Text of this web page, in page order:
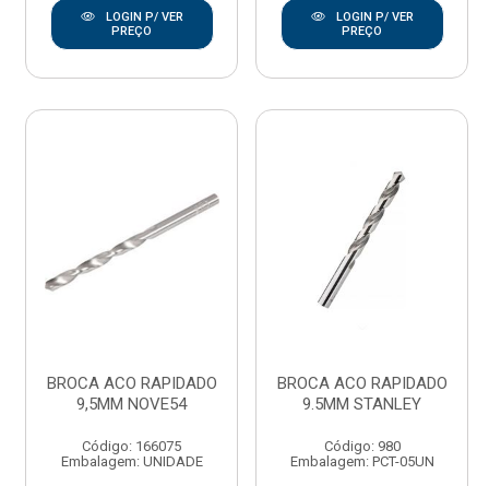
LOGIN P/ VER
PREÇO
LOGIN P/ VER
PREÇO
BROCA ACO RAPIDADO
9,5MM NOVE54
Código: 166075
Embalagem: UNIDADE
BROCA ACO RAPIDADO
9.5MM STANLEY
Código: 980
Embalagem: PCT-05UN